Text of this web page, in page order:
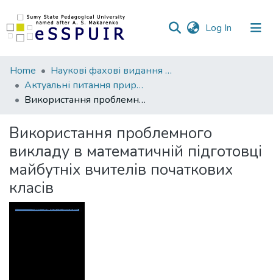
Log In (current)
Communities
&
Collections
Statistics
Home
Наукові фахові видання СумДПУ
Актуальні питання природничо-математичної освіти
Використання проблемного викладу в математичній підготовці майбутніх вчителів початкових класів
Використання проблемного
викладу в математичній підготовці
майбутніх вчителів початкових
класів